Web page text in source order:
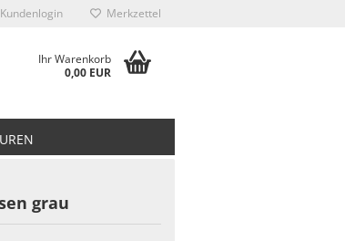
Kundenlogin Merkzettel
Ihr Warenkorb
0,00 EUR
grau